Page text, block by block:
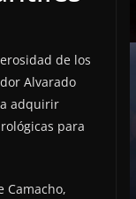
de los
Alvarado
adquirir
para
Camacho,